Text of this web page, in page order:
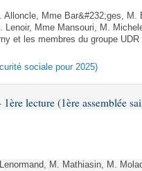
Mme Bar&#232;ges, M.
Mme Mansouri, M.
et les membres du groupe
sociale pour 2025)
lecture (1ère assemblée
M. Mathiasin, M.